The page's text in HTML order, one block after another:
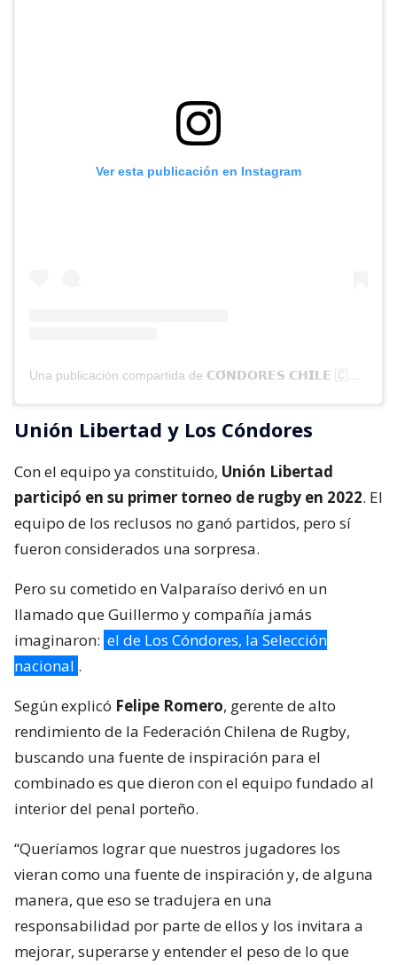
Ver esta publicación en Instagram
Unión Libertad y Los Cóndores
Con el equipo ya constituido, Unión Libertad
participó en su primer torneo de rugby en 2022. El
equipo de los reclusos no ganó partidos, pero sí
fueron considerados una sorpresa.
Pero su cometido en Valparaíso derivó en un
llamado que Guillermo y compañía jamás
imaginaron: el de Los Cóndores, la Selección
nacional .
Según explicó Felipe Romero, gerente de alto
rendimiento de la Federación Chilena de Rugby,
buscando una fuente de inspiración para el
combinado es que dieron con el equipo fundado al
interior del penal porteño.
“Queríamos lograr que nuestros jugadores los
vieran como una fuente de inspiración y, de alguna
manera, que eso se tradujera en una
responsabilidad por parte de ellos y los invitara a
mejorar, superarse y entender el peso de lo que